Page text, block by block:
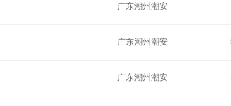
广东潮州潮安
广东潮州潮安
广东潮州潮安